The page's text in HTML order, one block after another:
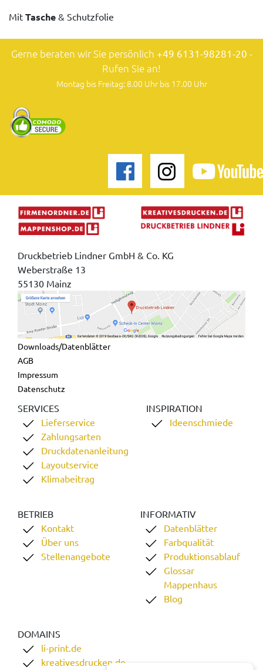
Mit Tasche & Schutzfolie
Gerne beraten wir Sie persönlich +49 6131-98281-20 -
Rufen Sie an!
Montag bis Freitag: 8.00 Uhr bis 17.00 Uhr
Druckbetrieb Lindner GmbH & Co. KG
Weberstraße 13
55130 Mainz
Downloads/Datenblätter
AGB
Impressum
Datenschutz
SERVICES
Lieferservice
Zahlungsarten
Druckdatenanleitung
Layoutservice
Klimabeitrag
INSPIRATION
Ideenschmiede
BETRIEB
Kontakt
Über uns
Stellenangebote
INFORMATIV
Datenblätter
Farbqualität
Produktionsablauf
Glossar
Mappenhaus
Blog
DOMAINS
li-print.de
kreativesdrucken.de